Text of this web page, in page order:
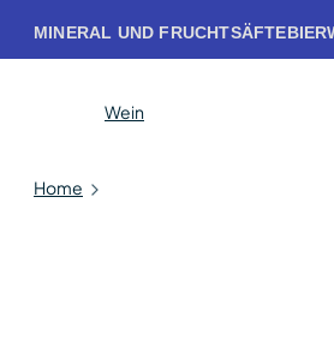
MINERAL UND FRUCHTSÄFTEBIER
Home
Wein